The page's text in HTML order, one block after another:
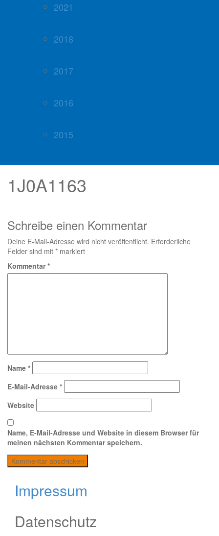
2021
2018
2017
2016
2015
1J0A1163
Schreibe einen Kommentar
Deine E-Mail-Adresse wird nicht veröffentlicht. Erforderliche
Felder sind mit * markiert
Kommentar*
Name *
E-Mail-Adresse *
Website
Name, E-Mail-Adresse und Website in diesem Browser für
meinen nächsten Kommentar speichern.
Impressum
Datenschutz